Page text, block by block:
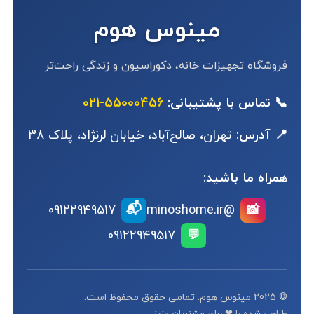
مینوس هوم
فروشگاه تجهیزات خانه، دکوراسیون و زندگی راحت‌تر
📞 تماس با پشتیبانی: 55000456-021
📍 آدرس: تهران، صالح‌آباد، خیابان لرنژاد، پلاک 38
همراه ما باشید:
📸
@minoshome.ir
📬
09122949517
💬
09122949517
© 2025 مینوس هوم. تمامی حقوق محفوظ است.